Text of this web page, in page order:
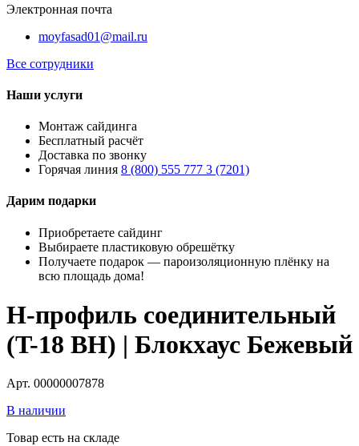
Электронная почта
moyfasad01@mail.ru
Все сотрудники
Наши услуги
Монтаж сайдинга
Бесплатный расчёт
Доставка по звонку
Горячая линия 8 (800) 555 777 3 (7201)
Дарим подарки
Приобретаете сайдинг
Выбираете пластиковую обрешётку
Получаете подарок — пароизоляционную плёнку на
всю площадь дома!
H-профиль соединительный
(T-18 BH) | Блокхаус Бежевый
Арт. 00000007878
В наличии
Товар есть на складе